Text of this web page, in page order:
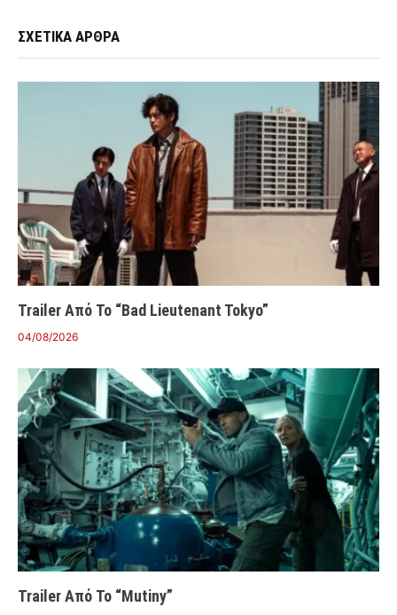
ΣΧΕΤΙΚΑ ΑΡΘΡΑ
Trailer Από Το “Bad Lieutenant Tokyo”
04/08/2026
Trailer Από Το “Mutiny”